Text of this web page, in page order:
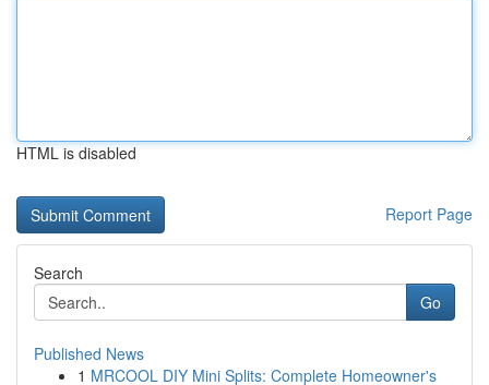
HTML is disabled
Report Page
Search
Go
Published News
1 MRCOOL DIY Mini Splits: Complete Homeowner's